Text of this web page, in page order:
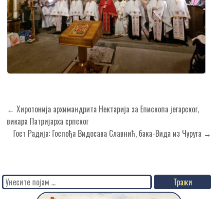
Кретање
чланка
← Хиротонија архимандрита Нектарија за Епископа јегарског,
викара Патријарха српског
Гост Радија: Госпођа Видосава Славнић, бака-Вида из Чуруга →
Search
for: